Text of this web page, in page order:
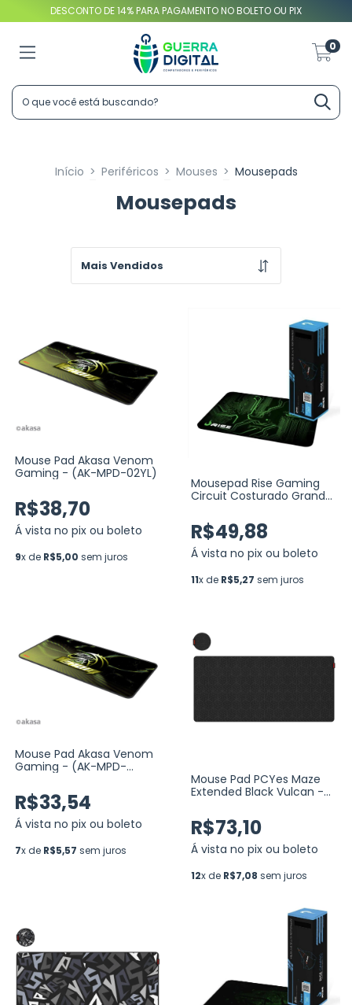
DESCONTO DE 14% PARA PAGAMENTO NO BOLETO OU PIX
0
Início > Periféricos > Mouses > Mousepads
Mousepads
Mouse Pad Akasa Venom
Gaming - (AK-MPD-02YL)
R$38,70
Á vista no pix ou boleto
9x de R$5,00 sem juros
Mousepad Rise Gaming
Circuit Costurado Grande
R$49,88
Á vista no pix ou boleto
11x de R$5,27 sem juros
Mouse Pad Akasa Venom
Gaming - (AK-MPD-
R$33,54
Á vista no pix ou boleto
7x de R$5,57 sem juros
Mouse Pad PCYes Maze
Extended Black Vulcan -
900X420MM
(PMM90X42BV)
R$73,10
Á vista no pix ou boleto
12x de R$7,08 sem juros